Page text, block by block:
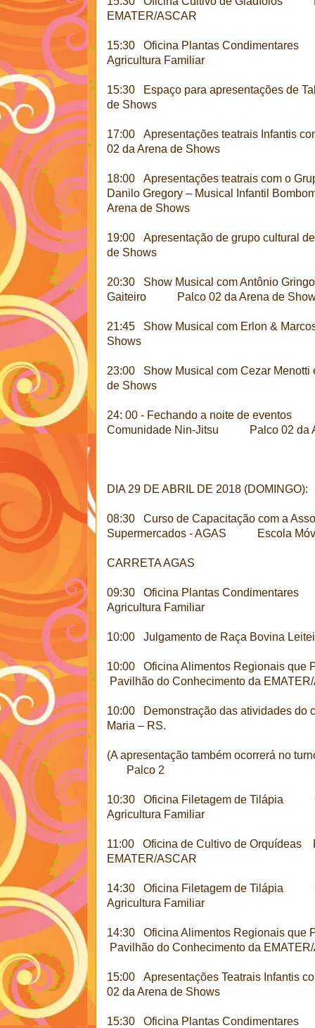
EMATER/ASCAR
15:30 Oficina Plantas Condimentares
Agricultura Familiar
15:30 Espaço para apresentações de
de Shows
17:00 Apresentações teatrais Infantis
02 da Arena de Shows
18:00 Apresentações teatrais com o
Danilo Gregory – Musical Infantil
Arena de Shows
19:00 Apresentação de grupo cultural
de Shows
20:30 Show Musical com Antônio
Gaiteiro Palco 02 da Arena de
21:45 Show Musical com Erlon &
Shows
23:00 Show Musical com Cezar
de Shows
24: 00 - Fechando a noite de
Comunidade Nin-Jitsu Palco 02 da
DIA 29 DE ABRIL DE 2018 (DOMINGO):
08:30 Curso de Capacitação com a
Supermercados - AGAS Escola
CARRETA AGAS
09:30 Oficina Plantas Condimentares
Agricultura Familiar
10:00 Julgamento de Raça Bovina
10:00 Oficina Alimentos Regionais
Pavilhão do Conhecimento da
10:00 Demonstração das atividades do
Maria – RS.
(A apresentação também ocorrerá no
Palco 2
10:30 Oficina Filetagem de Tilápia
Agricultura Familiar
11:00 Oficina de Cultivo de Orquídeas
EMATER/ASCAR
14:30 Oficina Filetagem de Tilápia
Agricultura Familiar
14:30 Oficina Alimentos Regionais
Pavilhão do Conhecimento da
15:00 Apresentações Teatrais Infantis
02 da Arena de Shows
15:30 Oficina Plantas Condimentares